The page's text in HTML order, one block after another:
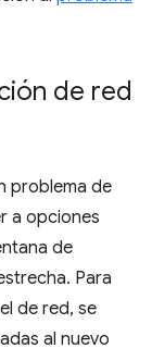
de red
problema de
a opciones
de
Para
de red, se
al nuevo